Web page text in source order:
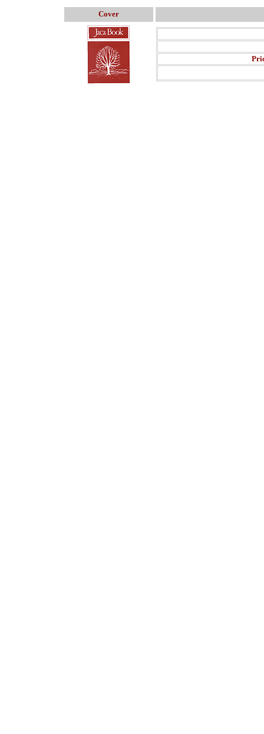
Cover